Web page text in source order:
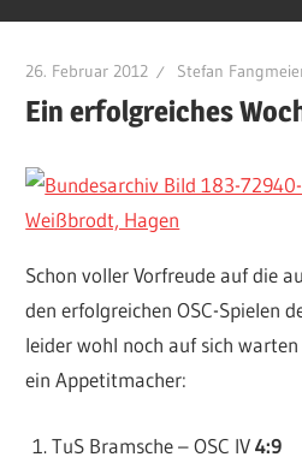
26. Februar 2012 Stefan
Ein erfolgreiches
Schon voller Vorfreude auf die
den erfolgreichen OSC-Spielen
leider wohl noch auf sich
ein Appetitmacher:
TuS Bramsche – OSC IV4:9